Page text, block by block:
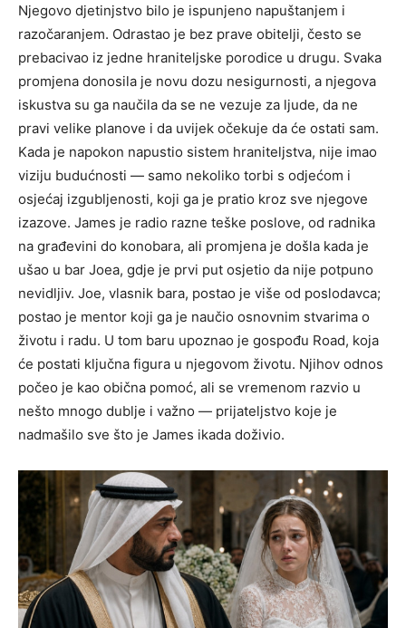
Njegovo djetinjstvo bilo je ispunjeno napuštanjem i
razočaranjem. Odrastao je bez prave obitelji, često se
prebacivao iz jedne hraniteljske porodice u drugu. Svaka
promjena donosila je novu dozu nesigurnosti, a njegova
iskustva su ga naučila da se ne vezuje za ljude, da ne
pravi velike planove i da uvijek očekuje da će ostati sam.
Kada je napokon napustio sistem hraniteljstva, nije imao
viziju budućnosti — samo nekoliko torbi s odjećom i
osjećaj izgubljenosti, koji ga je pratio kroz sve njegove
izazove. James je radio razne teške poslove, od radnika
na građevini do konobara, ali promjena je došla kada je
ušao u bar Joea, gdje je prvi put osjetio da nije potpuno
nevidljiv. Joe, vlasnik bara, postao je više od poslodavca;
postao je mentor koji ga je naučio osnovnim stvarima o
životu i radu. U tom baru upoznao je gospođu Road, koja
će postati ključna figura u njegovom životu. Njihov odnos
počeo je kao obična pomoć, ali se vremenom razvio u
nešto mnogo dublje i važno — prijateljstvo koje je
nadmašilo sve što je James ikada doživio.